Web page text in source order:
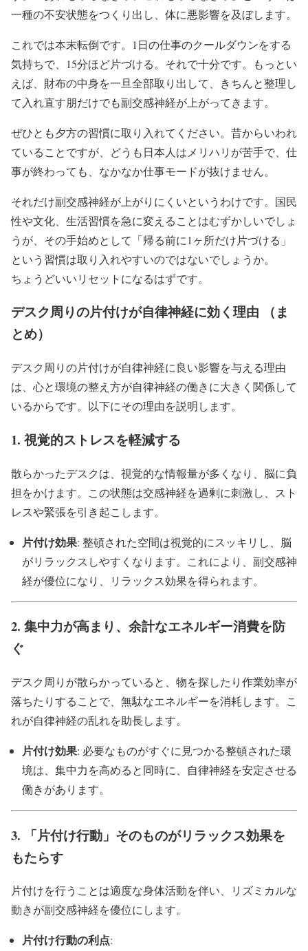
一種の不安状態をつくり出し、体に悪影響を及ぼします。
これでは本末転倒です。1日の仕事のクールダウンをする
気持ちで、15分ほど片づける。それで十分です。もっとい
えば、財布の中身を一旦全部取り出して、きちんと整理し
て入れ直す朋だけでも副交感神経が上がってきます。
ぜひとも夕方の習慣に取り入れてください。昔からいわれ
ていることですが、どうも日本人はメリハリが苦手で、仕
事が終わっても、なかなか仕事モードが抜けません。
それだけ副交感神経が上がりにくいというわけです。国民
性や文化、生活習慣を急に変えることはむずかしいでしょ
うが、その手始めとして「帰る前に1ヶ所だけ片づける」
という習慣は取り入れやすいのではないでしょうか。
ちょうどいいリセットになるはずです。
デスク周りの片付けが自律神経に効く理由 （ま
とめ）
デスク周りの片付けが自律神経に良い影響を与える理由
は、心と環境の整え方が自律神経の働きに大きく関係して
いるからです。以下にその理由を説明します。
1. 視覚的ストレスを軽減する
散らかったデスクは、視覚的な情報量が多くなり、脳に負
担をかけます。この状態は交感神経を過剰に刺激し、スト
レスや緊張を引き起こします。
片付け効果: 整頓された空間は視覚的にスッキリし、脳
がリラックスしやすくなります。これにより、副交感神
経が優位になり、リラックス効果を得られます。
2. 集中力が高まり、余計なエネルギー消費を防
ぐ
デスク周りが散らかっていると、物を探したり作業効率が
落ちたりすることで、無駄なエネルギーを消耗します。こ
れが自律神経の乱れを助長します。
片付け効果: 必要なものがすぐに見つかる整頓された環
境は、集中力を高めると同時に、自律神経を安定させる
働きがあります。
3.
「片付け行動」そのものがリラックス効果を
もたらす
片付けを行うことは適度な身体活動を伴い、リズミカルな
動きが副交感神経を優位にします。
片付け行動の利点: